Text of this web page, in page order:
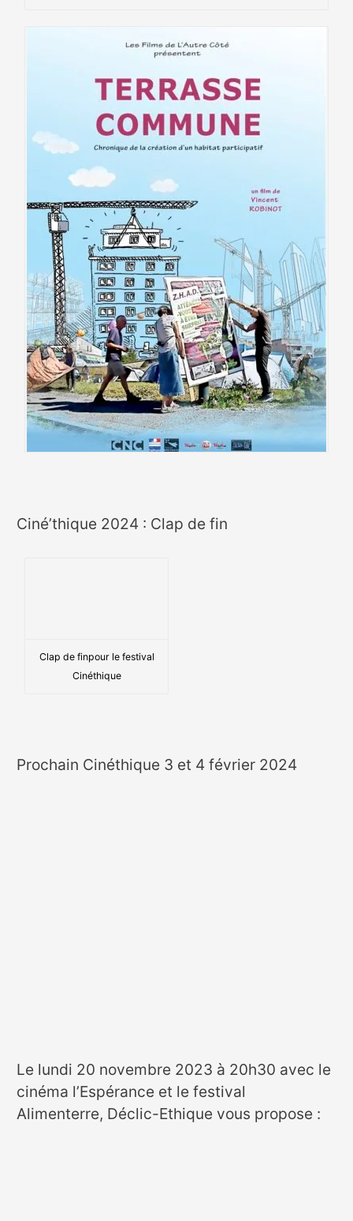
Ciné’thique 2024 : Clap de fin
Clap de finpour le festival
Cinéthique
Prochain Cinéthique 3 et 4 février 2024
Le lundi 20 novembre 2023 à 20h30 avec le
cinéma l’Espérance et le festival
Alimenterre, Déclic-Ethique vous propose :